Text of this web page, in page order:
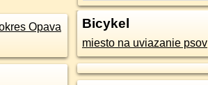
Opava
Bicykel
miesto na uviazanie psov